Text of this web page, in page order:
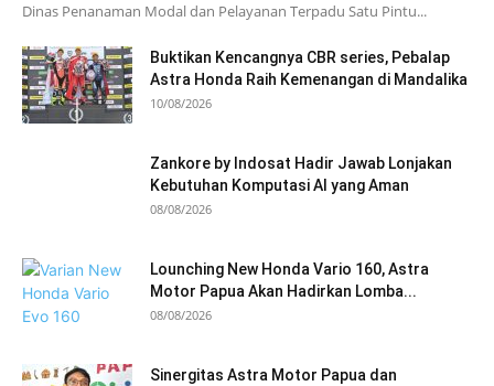
Dinas Penanaman Modal dan Pelayanan Terpadu Satu Pintu...
Buktikan Kencangnya CBR series, Pebalap
Astra Honda Raih Kemenangan di Mandalika
10/08/2026
Zankore by Indosat Hadir Jawab Lonjakan
Kebutuhan Komputasi AI yang Aman
08/08/2026
Lounching New Honda Vario 160, Astra
Motor Papua Akan Hadirkan Lomba...
08/08/2026
Sinergitas Astra Motor Papua dan